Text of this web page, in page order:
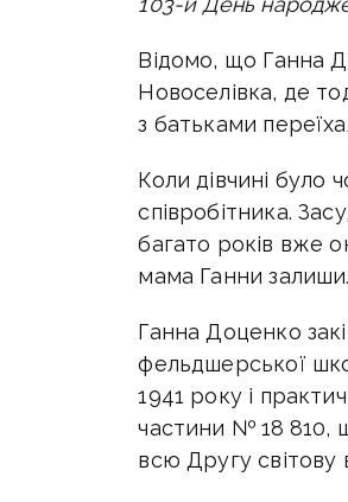
Відомо, що Ганна
Новоселівка, де
з батьками
Коли дівчині було
співробітника.
багато років вже
мама Ганни
Ганна Доценко
фельдшерської
1941 року і
частини № 18 810,
всю Другу світову